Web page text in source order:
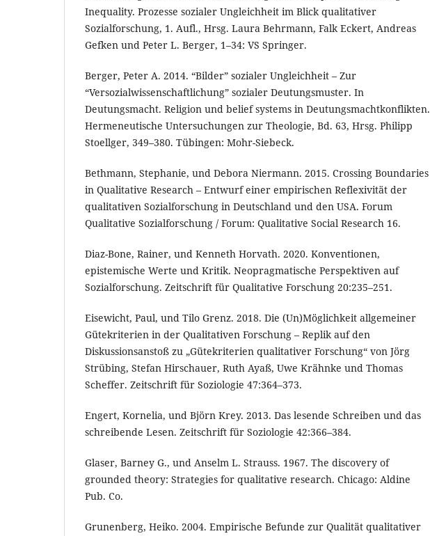
Inequality. Prozesse sozialer Ungleichheit im Blick qualitativer
Sozialforschung, 1. Aufl., Hrsg. Laura Behrmann, Falk Eckert, Andreas
Gefken und Peter L. Berger, 1–34: VS Springer.
Berger, Peter A. 2014. “Bilder” sozialer Ungleichheit – Zur
“Versozialwissenschaftlichung” sozialer Deutungsmuster. In
Deutungsmacht. Religion und belief systems in Deutungsmachtkonflikten.
Hermeneutische Untersuchungen zur Theologie, Bd. 63, Hrsg. Philipp
Stoellger, 349–380. Tübingen: Mohr-Siebeck.
Bethmann, Stephanie, und Debora Niermann. 2015. Crossing Boundaries
in Qualitative Research – Entwurf einer empirischen Reflexivität der
qualitativen Sozialforschung in Deutschland und den USA. Forum
Qualitative Sozialforschung / Forum: Qualitative Social Research 16.
Diaz-Bone, Rainer, und Kenneth Horvath. 2020. Konventionen,
epistemische Werte und Kritik. Neopragmatische Perspektiven auf
Sozialforschung. Zeitschrift für Qualitative Forschung 20:235–251.
Eisewicht, Paul, und Tilo Grenz. 2018. Die (Un)Möglichkeit allgemeiner
Gütekriterien in der Qualitativen Forschung – Replik auf den
Diskussionsanstoß zu „Gütekriterien qualitativer Forschung“ von Jörg
Strübing, Stefan Hirschauer, Ruth Ayaß, Uwe Krähnke und Thomas
Scheffer. Zeitschrift für Soziologie 47:364–373.
Engert, Kornelia, und Björn Krey. 2013. Das lesende Schreiben und das
schreibende Lesen. Zeitschrift für Soziologie 42:366–384.
Glaser, Barney G., und Anselm L. Strauss. 1967. The discovery of
grounded theory: Strategies for qualitative research. Chicago: Aldine
Pub. Co.
Grunenberg, Heiko. 2004. Empirische Befunde zur Qualität qualitativer